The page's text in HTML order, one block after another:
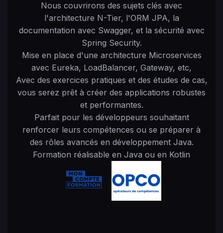
Nous couvrirons des sujets clés avec
l'architecture N-Tier, l'ORM JPA, la
documentation avec Swagger, et la sécurité avec
Spring Security.
Mise en place d'une architecture Microservices
avec Eureka, LoadBalancer, Gateway, etc,
Avec des exercices pratiques et des études de cas,
vous serez prêt à créer des applications robustes
et performantes.
Parfait pour les développeurs souhaitant
renforcer leurs compétences ou se préparer à
des rôles avancés en développement Java.
Formation réalisable en Java ou en Kotlin